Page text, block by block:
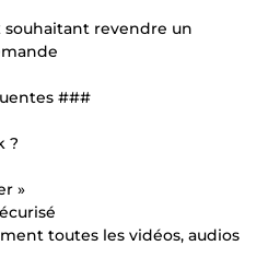
revendre un
###
?
»
toutes les vidéos, audios